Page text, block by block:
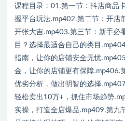
课程目录：01.第一节：抖店商品
握平台玩法.mp402.第二节：开店
开张大吉.mp403.第三节：新手必
目？选择最适合自己的类目
指南，让你的店铺安全无忧
金，让你的店铺更有保障.mp406.
优劣分析，做出明智的选择
轻松卖出10万+，抓住市场趋势
实操，打造全店爆品.mp409.第九